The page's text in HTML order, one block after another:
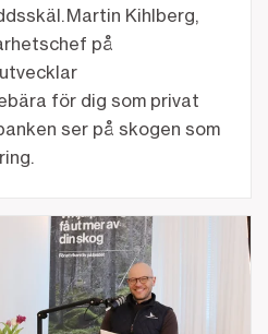
Martin Kihlberg,
på
för dig som privat
ser på skogen som
Johannes framfart